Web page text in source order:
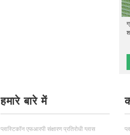
हमारे बारे में
प्लास्टिकॉन एफआरपी संक्षारण प्रतिरोधी ग्लास